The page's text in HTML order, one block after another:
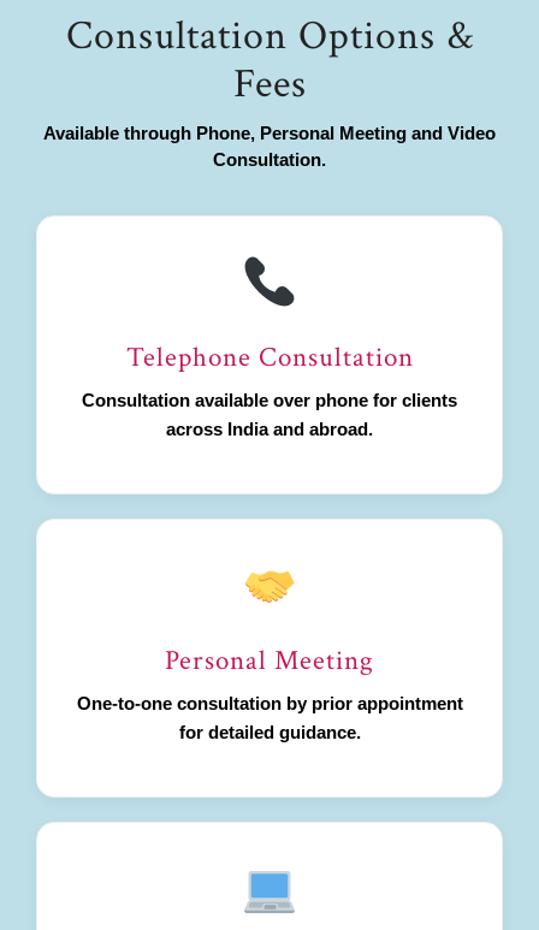
Consultation Options &
Fees
Available through Phone, Personal Meeting and Video
Consultation.
Telephone Consultation
Consultation available over phone for clients
across India and abroad.
Personal Meeting
One-to-one consultation by prior appointment
for detailed guidance.